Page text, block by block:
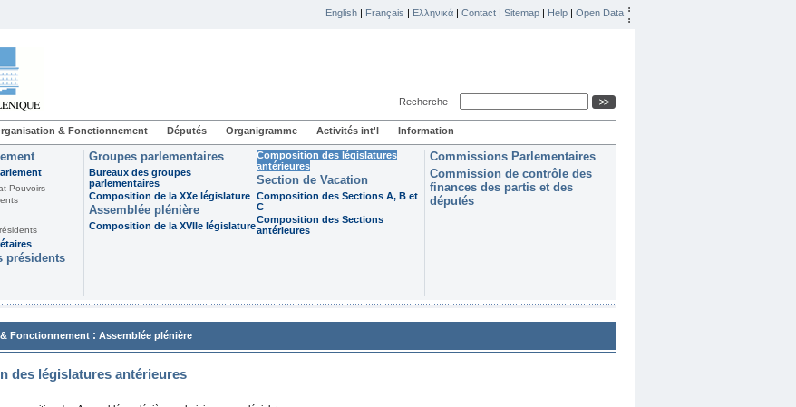
English | Français | Ελληνικά | Contact | Sitemap | Help | Open Data
Recherche
& Fonctionnement Députés Organigramme Activités int'l Information
Pouvoirs
présidents
Groupes parlementaires
Bureaux des groupes
parlementaires
Composition de la XXe législature
Assemblée plénière
Composition de la XVIIe législature
Composition des législatures
antérieures
Section de Vacation
Composition des Sections A, B et
C
Composition des Sections
antérieures
Commissions Parlementaires
Commission de contrôle des
finances des partis et des
députés
Fonctionnement : Assemblée plénière
des législatures antérieures